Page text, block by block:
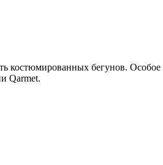
костюмированных бегунов.
Qarmet.